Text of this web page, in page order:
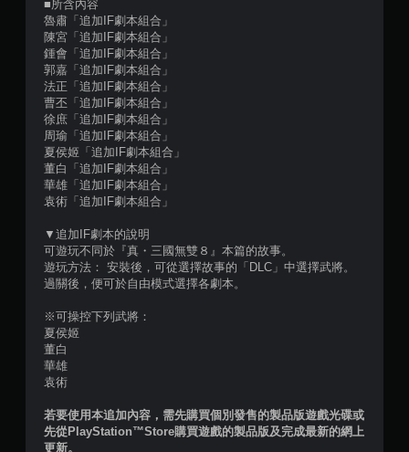
■所含內容
魯肅「追加IF劇本組合」
陳宮「追加IF劇本組合」
鍾會「追加IF劇本組合」
郭嘉「追加IF劇本組合」
法正「追加IF劇本組合」
曹丕「追加IF劇本組合」
徐庶「追加IF劇本組合」
周瑜「追加IF劇本組合」
夏侯姬「追加IF劇本組合」
董白「追加IF劇本組合」
華雄「追加IF劇本組合」
袁術「追加IF劇本組合」
▼追加IF劇本的說明
可遊玩不同於『真・三國無雙８』本篇的故事。
遊玩方法： 安裝後，可從選擇故事的「DLC」中選擇武將。
過關後，便可於自由模式選擇各劇本。
※可操控下列武將：
夏侯姬
董白
華雄
袁術
若要使用本追加內容，需先購買個別發售的製品版遊戲光碟或
先從PlayStation™Store購買遊戲的製品版及完成最新的網上
更新。